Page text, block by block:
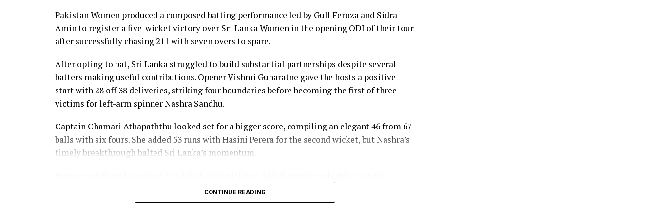
Pakistan spinner Nashra Sandhu finished with two wickets, but she could do little to halt
Dulani’s memorable knock.
Pakistan Women produced a composed batting performance led by Gull Feroza and Sidra
Amin to register a five-wicket victory over Sri Lanka Women in the opening ODI of their tour
after successfully chasing 211 with seven overs to spare.
After opting to bat, Sri Lanka struggled to build substantial partnerships despite several
batters making useful contributions. Opener Vishmi Gunaratne gave the hosts a positive
start with 28 off 38 deliveries, striking four boundaries before becoming the first of three
victims for left-arm spinner Nashra Sandhu.
Captain Chamari Athapaththu looked set for a bigger score, compiling an elegant 46 from 67
balls with six fours. She added 53 runs with Hasini Perera for the second wicket, but Nashra’s
timely breakthrough halted Sri Lanka’s momentum.
middle order. Nilakshika Silva remained unbeaten on 46 from 50 deliveries, ensuring Sri
Lanka batted out their full quota of 50 overs to post 210 for nine.
CONTINUE READING